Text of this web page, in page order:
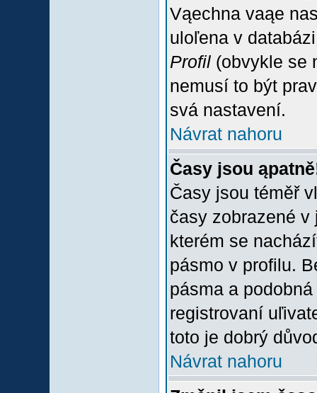
Vąechna vaąe
uloľena v
Profil (obvykle se
nemusí to být
svá nastavení.
Návrat nahoru
Časy jsou
Časy jsou téměř
časy zobrazené
kterém se
pásmo v profilu.
pásma a
registrovaní
toto je dobrý
Návrat nahoru